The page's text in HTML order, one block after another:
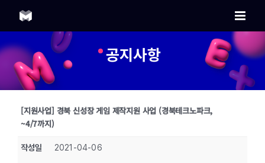
content
공지사항
[지원사업] 경북 신성장 게임 제작지원 사업 (경북테크노파크,
~4/7까지)
작성일 2021-04-06